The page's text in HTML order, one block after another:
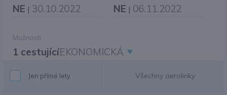
NE | 30.10.2022 NE | 06.11.2022
Možnosti
1 cestujícíEKONOMICKÁ
Jen přímé lety Všechny aerolinky